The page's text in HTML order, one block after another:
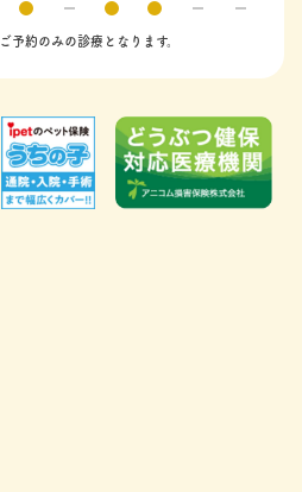
約のみの診療となります。